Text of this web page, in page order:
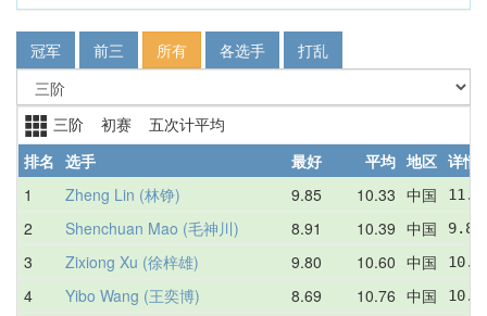
冠军 前三 所有 各选手 打乱
三阶 初赛 五次计平均
排名 选手 最好 平均 地区 详情
1
Zheng Lin (林铮) 9.85 10.33 中国
2 Shenchuan Mao (毛神川) 8.91 10.39 中国
3 Zixiong Xu (徐梓雄) 9.80 10.60 中国
4 Yibo Wang (王奕博) 8.69 10.76 中国